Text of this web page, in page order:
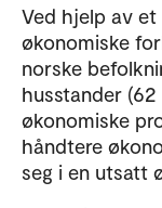
Ved hjelp av
økonomiske
norske
husstander
økonomiske
håndtere
seg i en utsatt